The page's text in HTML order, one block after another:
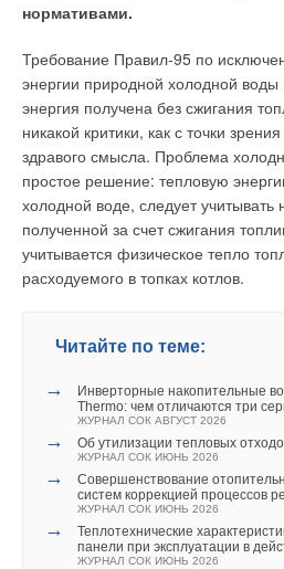
нормативами.
Требование Правил-95 по
энергии природной холодной воды
энергия получена без сжигания
никакой критики, как с точки
здравого смысла. Проблема
простое решение: тепловую
холодной воде, следует учитывать
полученной за счет сжигания
учитывается физическое тепло
расходуемого в топках котлов.
Читайте по теме:
→
Инверторные накопительные
Thermo: чем отличаются три
ЖУРНАЛ СОК АВГУСТ 2026
→ Об утилизации тепловых
ЖУРНАЛ СОК ИЮНЬ 2026
→
Совершенствование
систем коррекцией процессов
ЖУРНАЛ СОК ИЮНЬ 2026
→
Теплотехнические
панели при эксплуатации в
ЖУРНАЛ СОК ИЮНЬ 2026